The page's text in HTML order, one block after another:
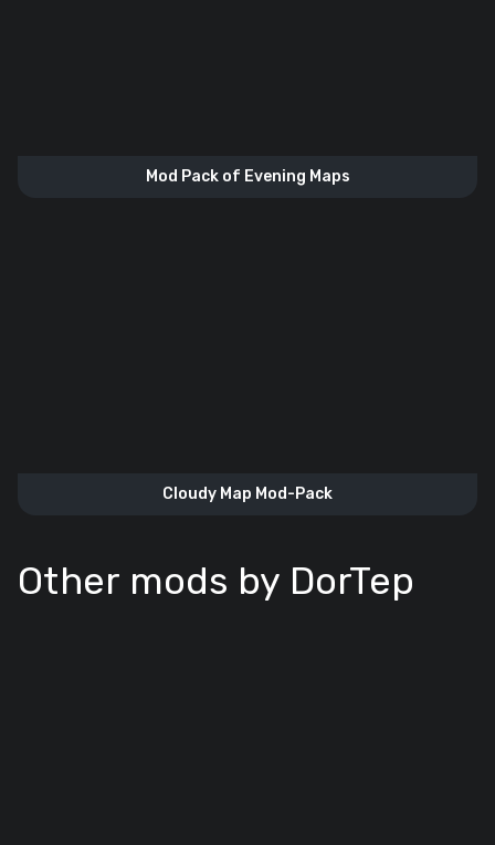
Mod Pack of Evening Maps
Cloudy Map Mod-Pack
Other mods by DorTep